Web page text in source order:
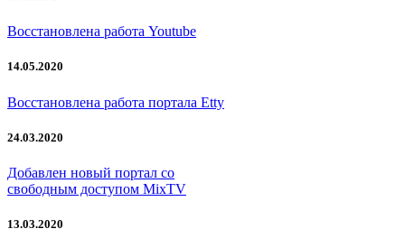
Восстановлена работа Youtube
14.05.2020
Восстановлена работа портала Etty
24.03.2020
Добавлен новый портал со
свободным доступом MixTV
13.03.2020